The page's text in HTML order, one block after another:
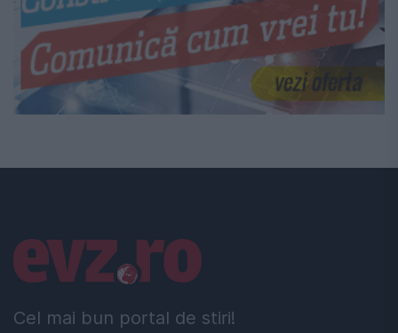
Cel mai bun portal de stiri!
Linkuri utile